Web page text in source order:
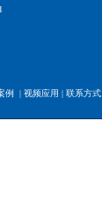
例 | 视频应用 | 联系方式